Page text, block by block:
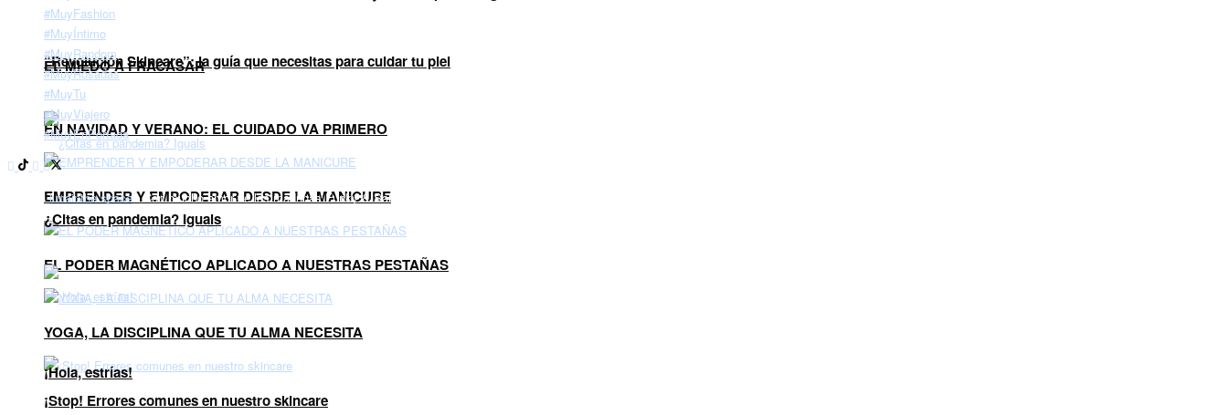
“Revolución Skincare”: la guía que necesitas para cuidar tu piel
EN NAVIDAD Y VERANO: EL CUIDADO VA PRIMERO
EMPRENDER Y EMPODERAR DESDE LA MANICURE
EL PODER MAGNÉTICO APLICADO A NUESTRAS PESTAÑAS
YOGA, LA DISCIPLINA QUE TU ALMA NECESITA
¡Stop! Errores comunes en nuestro skincare
EL MIEDO A FRACASAR
¿Citas en pandemia? Iguals
¡Hola, estrías!
#MuyFashion
#MuyÍntimo
#MuyRandom
#MuyRosadas
#MuyTu
#MuyViajero
#MuyEnPortada
© 2024lunainthe.space - Con mucho amor de las madrinas Funky & Salsa